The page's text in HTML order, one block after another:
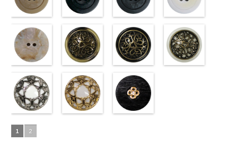
18mm 4000
18mm 4000
角 大ボタン
直径23mm／
18mm
4000
ロス 大ボタ
ン直径23mm
径18mm
4000
ロス 大ボタ
ン直径23mm
径18mm
4000
クリーム
沢ラウンド
23mm／小ボ
タン直径
18mm 4000
01/SN)
http://www.anys.co.jp/wp-
01.jpg
10029319-01
ホワイト 光
沢ラウンド
23mm／小ボ
タン直径
18mm 4000
09/SN)
http://www.anys.co.jp/wp-
09.jpg
10055476-09
ブラック 光
沢クロス 大
23mm／小ボ
タン直径
18mm 4000
01/SN)
http://www.anys.co.jp/wp-
01.jpg
10055476-01
ホワイト 光
沢クロス 大
23mm／小ボ
タン直径
18mm 4000
01/SN)
http://
01.jpg
10059633-01
ホワイト 光
沢ドット 大
ュ(10039314-
42/SN)
http://www.anys.co.jp/wp-
content/uploads/2013/04/10039314-
10039314-42
ベージュ マ
ット 大ボタ
ン直径23mm
径18mm
4000
ク(10039314-
09/SN)
http://www.anys.co.jp/wp-
content/uploads/2013/04/10039314-
10039314-09
ブラック マ
ット 大ボタ
ン直径23mm
(10039314-
06/SN)
http://www.anys.co.jp/wp-
content/uploads/2013/04/10039314-
10039314-06
グレー マッ
ト 大ボタン
直径23mm／
ト(10039314-
01/SN)
http://
content/uploads/
ュ(10029386-
42/SN)
http://www.anys.co.jp/wp-
content/uploads/2013/04/10029386-
10029386-42
ベージュ
(VC9771-
43/SN)
http://www.anys.co.jp/wp-
content/uploads/2013/04/vc9771-
(VC9771-
09/SN)
http://www.anys.co.jp/wp-
content/uploads/2013/04/vc9771-
(KVM4525-
N/SN)
1 2